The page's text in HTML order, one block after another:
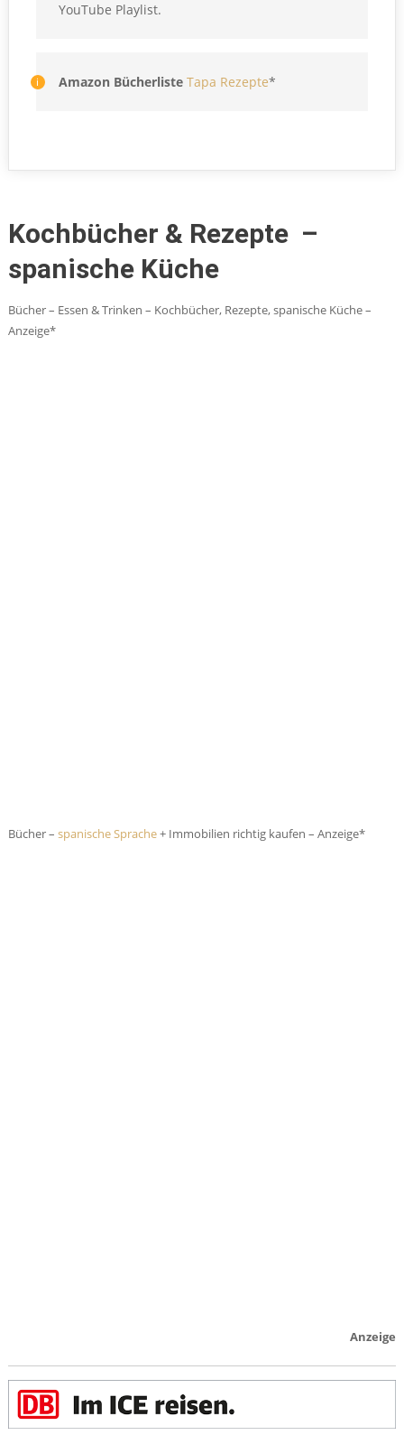
YouTube Playlist.
Amazon Bücherliste Tapa Rezepte*
Kochbücher & Rezepte –
spanische Küche
Bücher – Essen & Trinken – Kochbücher, Rezepte, spanische Küche –
Anzeige*
Bücher – spanische Sprache+ Immobilien richtig kaufen – Anzeige*
Anzeige